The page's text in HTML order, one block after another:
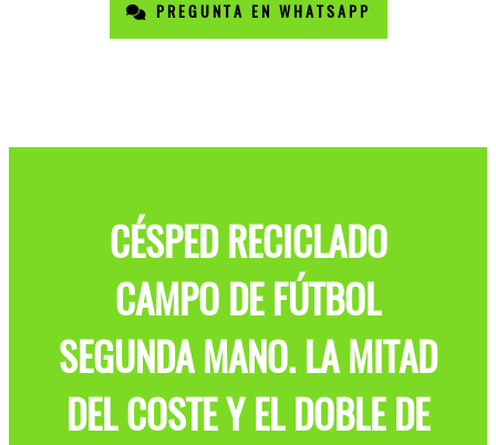
PREGUNTA EN WHATSAPP
CÉSPED RECICLADO
CAMPO DE FÚTBOL
SEGUNDA MANO. LA MITAD
DEL COSTE Y EL DOBLE DE